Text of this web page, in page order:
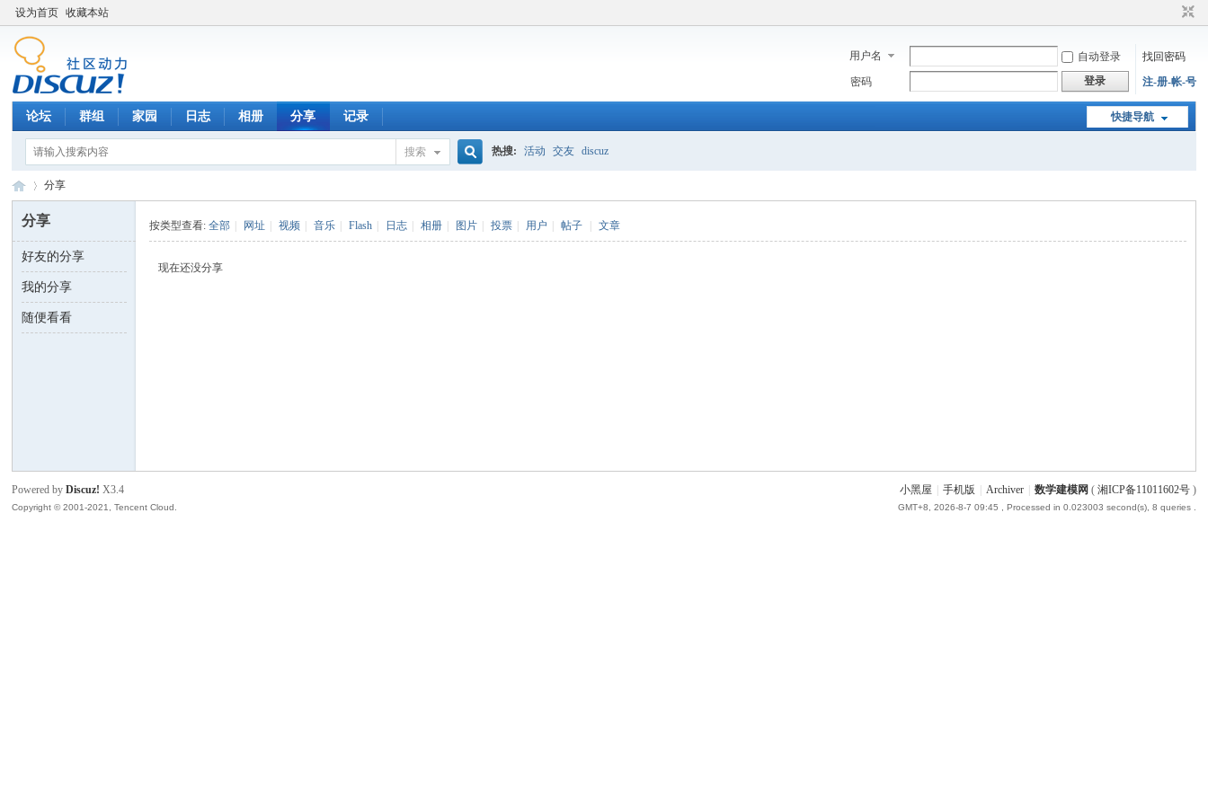
设为首页 收藏本站
用户名 自动登录
找回密码
密码
登录 注-册-帐-号
快捷导航
论坛 群组 家园 日志 相册 分享 记录
搜索 热搜: 活动 交友 discuz
数 ›
分享
分享
好友的分享
我的分享
随便看看
按类型查看:全部 网址 视频 音乐 Flash 日志 相册 图片 投票 用户 帖子 文章
现在还没分享
小黑屋 手机版 Archiver 数学建模网 ( 湘ICP备11011602号)
GMT+8, 2026-8-7 09:45 , Processed in 0.023003 second(s), 8 queries .
Powered byDiscuz! X3.4
Copyright © 2001-2021, Tencent Cloud.